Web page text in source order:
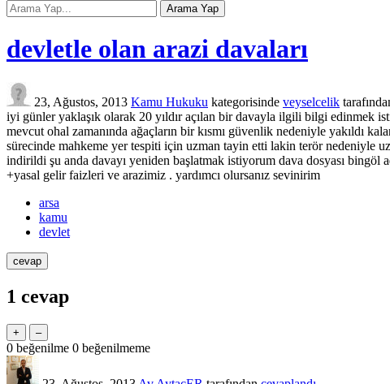
devletle olan arazi davaları
23, Ağustos, 2013 Kamu Hukuku kategorisinde veyselcelik
iyi günler yaklaşık olarak 20 yıldır açılan bir davayla ilgili bilgi edinmek
mevcut ohal zamanında ağaçların bir kısmı güvenlik nedeniyle yakıldı
sürecinde mahkeme yer tespiti için uzman tayin etti lakin terör nedeniyle
indirildi şu anda davayı yeniden başlatmak istiyorum dava dosyası
+yasal gelir faizleri ve arazimiz . yardımcı olursanız sevinirim
arsa
kamu
devlet
1 cevap
0 beğenilme 0 beğenilmeme